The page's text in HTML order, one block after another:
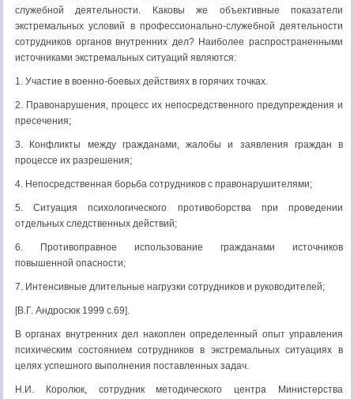
служебной деятельности. Каковы же объективные показатели
экстремальных условий в профессионально-служебной деятельности
сотрудников органов внутренних дел? Наиболее распространенными
источниками экстремальных ситуаций являются:
1. Участие в военно-боевых действиях в горячих точках.
2. Правонарушения, процесс их непосредственного предупреждения и
пресечения;
3. Конфликты между гражданами, жалобы и заявления граждан в
процессе их разрешения;
4. Непосредственная борьба сотрудников с правонарушителями;
5. Ситуация психологического противоборства при проведении
отдельных следственных действий;
6. Противоправное использование гражданами источников
повышенной опасности;
7. Интенсивные длительные нагрузки сотрудников и руководителей;
[В.Г. Андросюк 1999 с.69].
В органах внутренних дел накоплен определенный опыт управления
психическим состоянием сотрудников в экстремальных ситуациях в
целях успешного выполнения поставленных задач.
Н.И. Королюк, сотрудник методического центра Министерства